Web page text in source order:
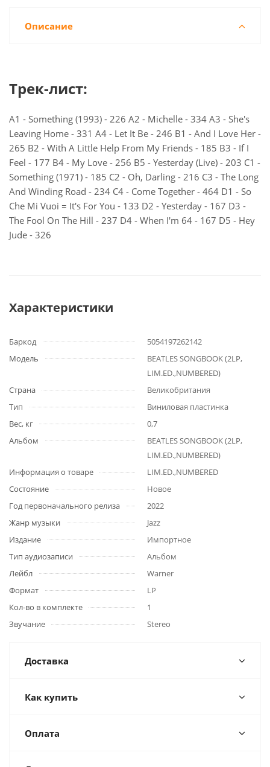
Описание
Трек-лист:
A1 - Something (1993) - 226 A2 - Michelle - 334 A3 - She's
Leaving Home - 331 A4 - Let It Be - 246 B1 - And I Love Her -
265 B2 - With A Little Help From My Friends - 185 B3 - If I
Feel - 177 B4 - My Love - 256 B5 - Yesterday (Live) - 203 C1 -
Something (1971) - 185 C2 - Oh, Darling - 216 C3 - The Long
And Winding Road - 234 C4 - Come Together - 464 D1 - So
Che Mi Vuoi = It's For You - 133 D2 - Yesterday - 167 D3 -
The Fool On The Hill - 237 D4 - When I'm 64 - 167 D5 - Hey
Jude - 326
Характеристики
Баркод
5054197262142
Модель
BEATLES SONGBOOK (2LP,
LIM.ED.,NUMBERED)
Страна
Великобритания
Тип
Виниловая пластинка
Вес, кг
0,7
Альбом
BEATLES SONGBOOK (2LP,
LIM.ED.,NUMBERED)
Информация о товаре
LIM.ED.,NUMBERED
Состояние
Новое
Год первоначального релиза
2022
Жанр музыки
Jazz
Издание
Импортное
Тип аудиозаписи
Альбом
Лейбл
Warner
Формат
LP
Кол-во в комплекте
1
Звучание
Stereo
Доставка
Как купить
Оплата